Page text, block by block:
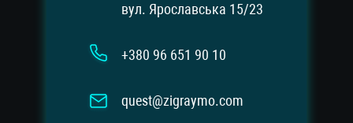
вул. Ярославська 15/23
+380 96 651 90 10
quest@zigraymo.com